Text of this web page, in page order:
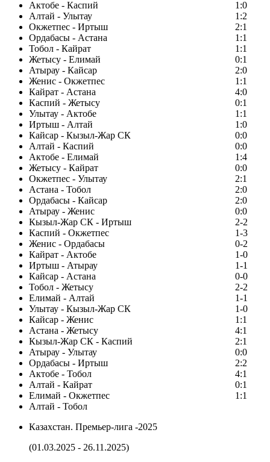
Актобе - Каспий
1:0
Алтай - Улытау
1:2
Окжетпес - Иртыш
2:1
Ордабасы - Астана
1:1
Тобол - Кайрат
1:1
Жетысу - Елимай
0:1
Атырау - Кайсар
2:0
Женис - Окжетпес
1:1
Кайрат - Астана
4:0
Каспий - Жетысу
0:1
Улытау - Актобе
1:1
Иртыш - Алтай
1:0
Кайсар - Кызыл-Жар СК
0:0
Алтай - Каспий
0:0
Актобе - Елимай
1:4
Жетысу - Кайрат
0:0
Окжетпес - Улытау
2:1
Астана - Тобол
2:0
Ордабасы - Кайсар
2:0
Атырау - Женис
0:0
Кызыл-Жар СК - Иртыш
2-2
Каспий - Окжетпес
1-3
Женис - Ордабасы
0-2
Кайрат - Актобе
1-0
Иртыш - Атырау
1-1
Кайсар - Астана
0-0
Тобол - Жетысу
2-2
Елимай - Алтай
1-1
Улытау - Кызыл-Жар СК
1-0
Кайсар - Женис
1:1
Астана - Жетысу
4:1
Кызыл-Жар СК - Каспий
2:1
Атырау - Улытау
0:0
Ордабасы - Иртыш
2:2
Актобе - Тобол
4:1
Алтай - Кайрат
0:1
Елимай - Окжетпес
1:1
Алтай - Тобол
Казахстан. Премьер-лига -2025
(01.03.2025 - 26.11.2025)